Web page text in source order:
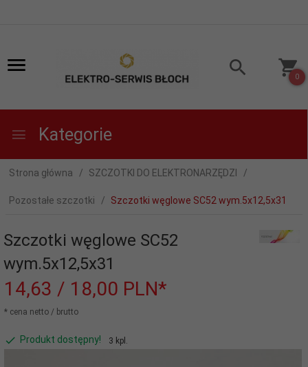
0
Kategorie
Strona główna SZCZOTKI DO ELEKTRONARZĘDZI
Pozostałe szczotki Szczotki węglowe SC52 wym.5x12,5x31
Szczotki węglowe SC52
wym.5x12,5x31
14,63 / 18,00 PLN*
* cena netto / brutto
Produkt dostępny! 3 kpl.